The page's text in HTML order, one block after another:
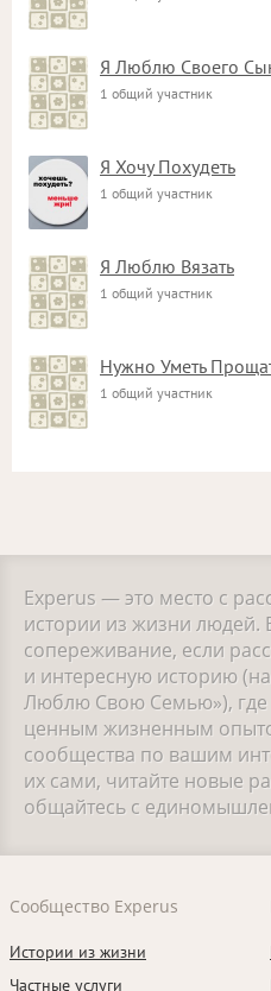
Я Люблю Своего
1 общий участник
Я Хочу Похудеть
1 общий участник
Я Люблю Вязать
1 общий участник
Нужно Уметь
1 общий участник
Experus — это место с
истории из жизни людей.
сопереживание, если
и интересную историю
Люблю Свою Семью»), где
ценным жизненным
сообщества по вашим
их сами, читайте новые
общайтесь с
Сообщество Experus
Истории из жизни
Частные услуги